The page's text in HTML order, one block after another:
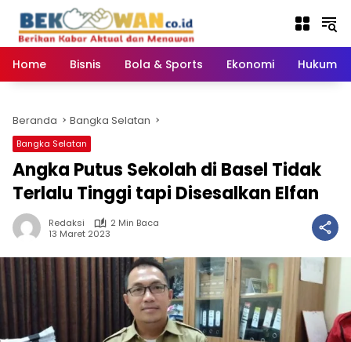
konten
Home
Bisnis Bola & Sports Ekonomi Hukum
Beranda Bangka Selatan
Bangka Selatan
Angka Putus Sekolah di Basel Tidak
Terlalu Tinggi tapi Disesalkan Elfan
Redaksi
2 Min Baca
13 Maret 2023